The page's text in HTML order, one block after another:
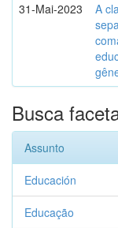
31-Mai-2023
A
Busca
Assunto
Educación
Educação